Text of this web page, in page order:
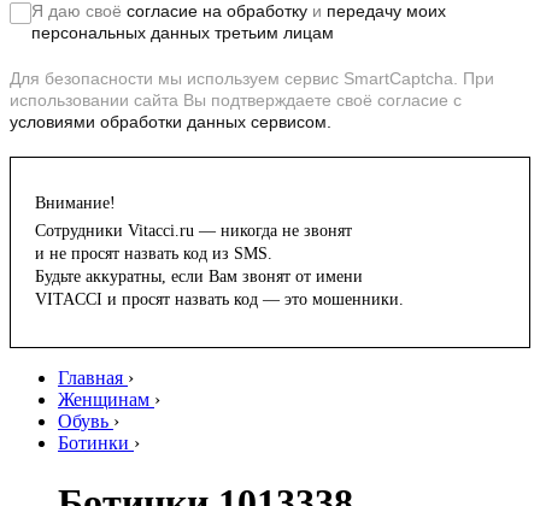
Я даю своё согласие на обработку и передачу моих
персональных данных третьим лицам
Для безопасности мы используем сервис SmartCaptcha. При
использовании сайта Вы подтверждаете своё согласие с
условиями обработки данных сервисом.
Внимание!
Сотрудники Vitacci.ru — никогда не звонят
и не просят назвать код из SMS.
Будьте аккуратны, если Вам звонят от имени
VITACCI и просят назвать код — это мошенники.
Главная ›
Женщинам ›
Обувь ›
Ботинки ›